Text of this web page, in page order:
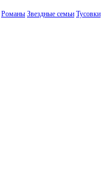
Романы Звездные семьи Тусовки